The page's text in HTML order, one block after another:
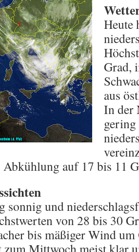
Heute
Grad,
aus
In der
Abkühlung auf 17 bis 11
sonnig und
von 28 bis 30
bis mäßiger Wind um
zum Mittwoch meist klar